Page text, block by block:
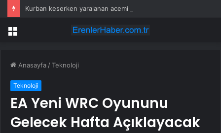
Kurban keserken yaralanan acemi kasaplar hastanelik oldu
Menü
Anasayfa /Teknoloji
Teknoloji
EA Yeni WRC Oyununu
Gelecek Hafta Açıklayacak